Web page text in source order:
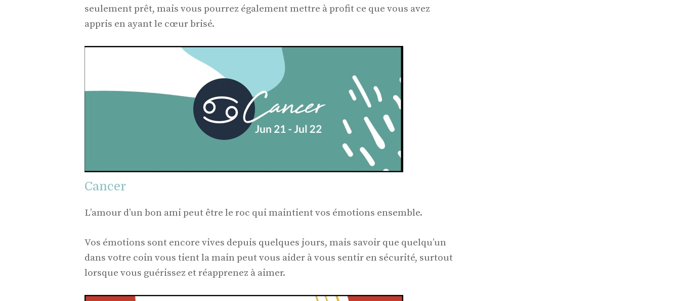
seulement prêt, mais vous pourrez également mettre à profit ce que vous avez
appris en ayant le cœur brisé.
Cancer
L’amour d’un bon ami peut être le roc qui maintient vos émotions ensemble.
Vos émotions sont encore vives depuis quelques jours, mais savoir que quelqu’un
dans votre coin vous tient la main peut vous aider à vous sentir en sécurité, surtout
lorsque vous guérissez et réapprenez à aimer.